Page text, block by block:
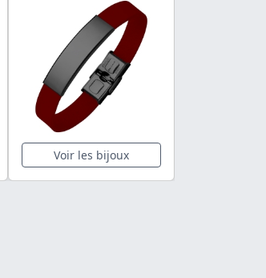
Voir les bijoux